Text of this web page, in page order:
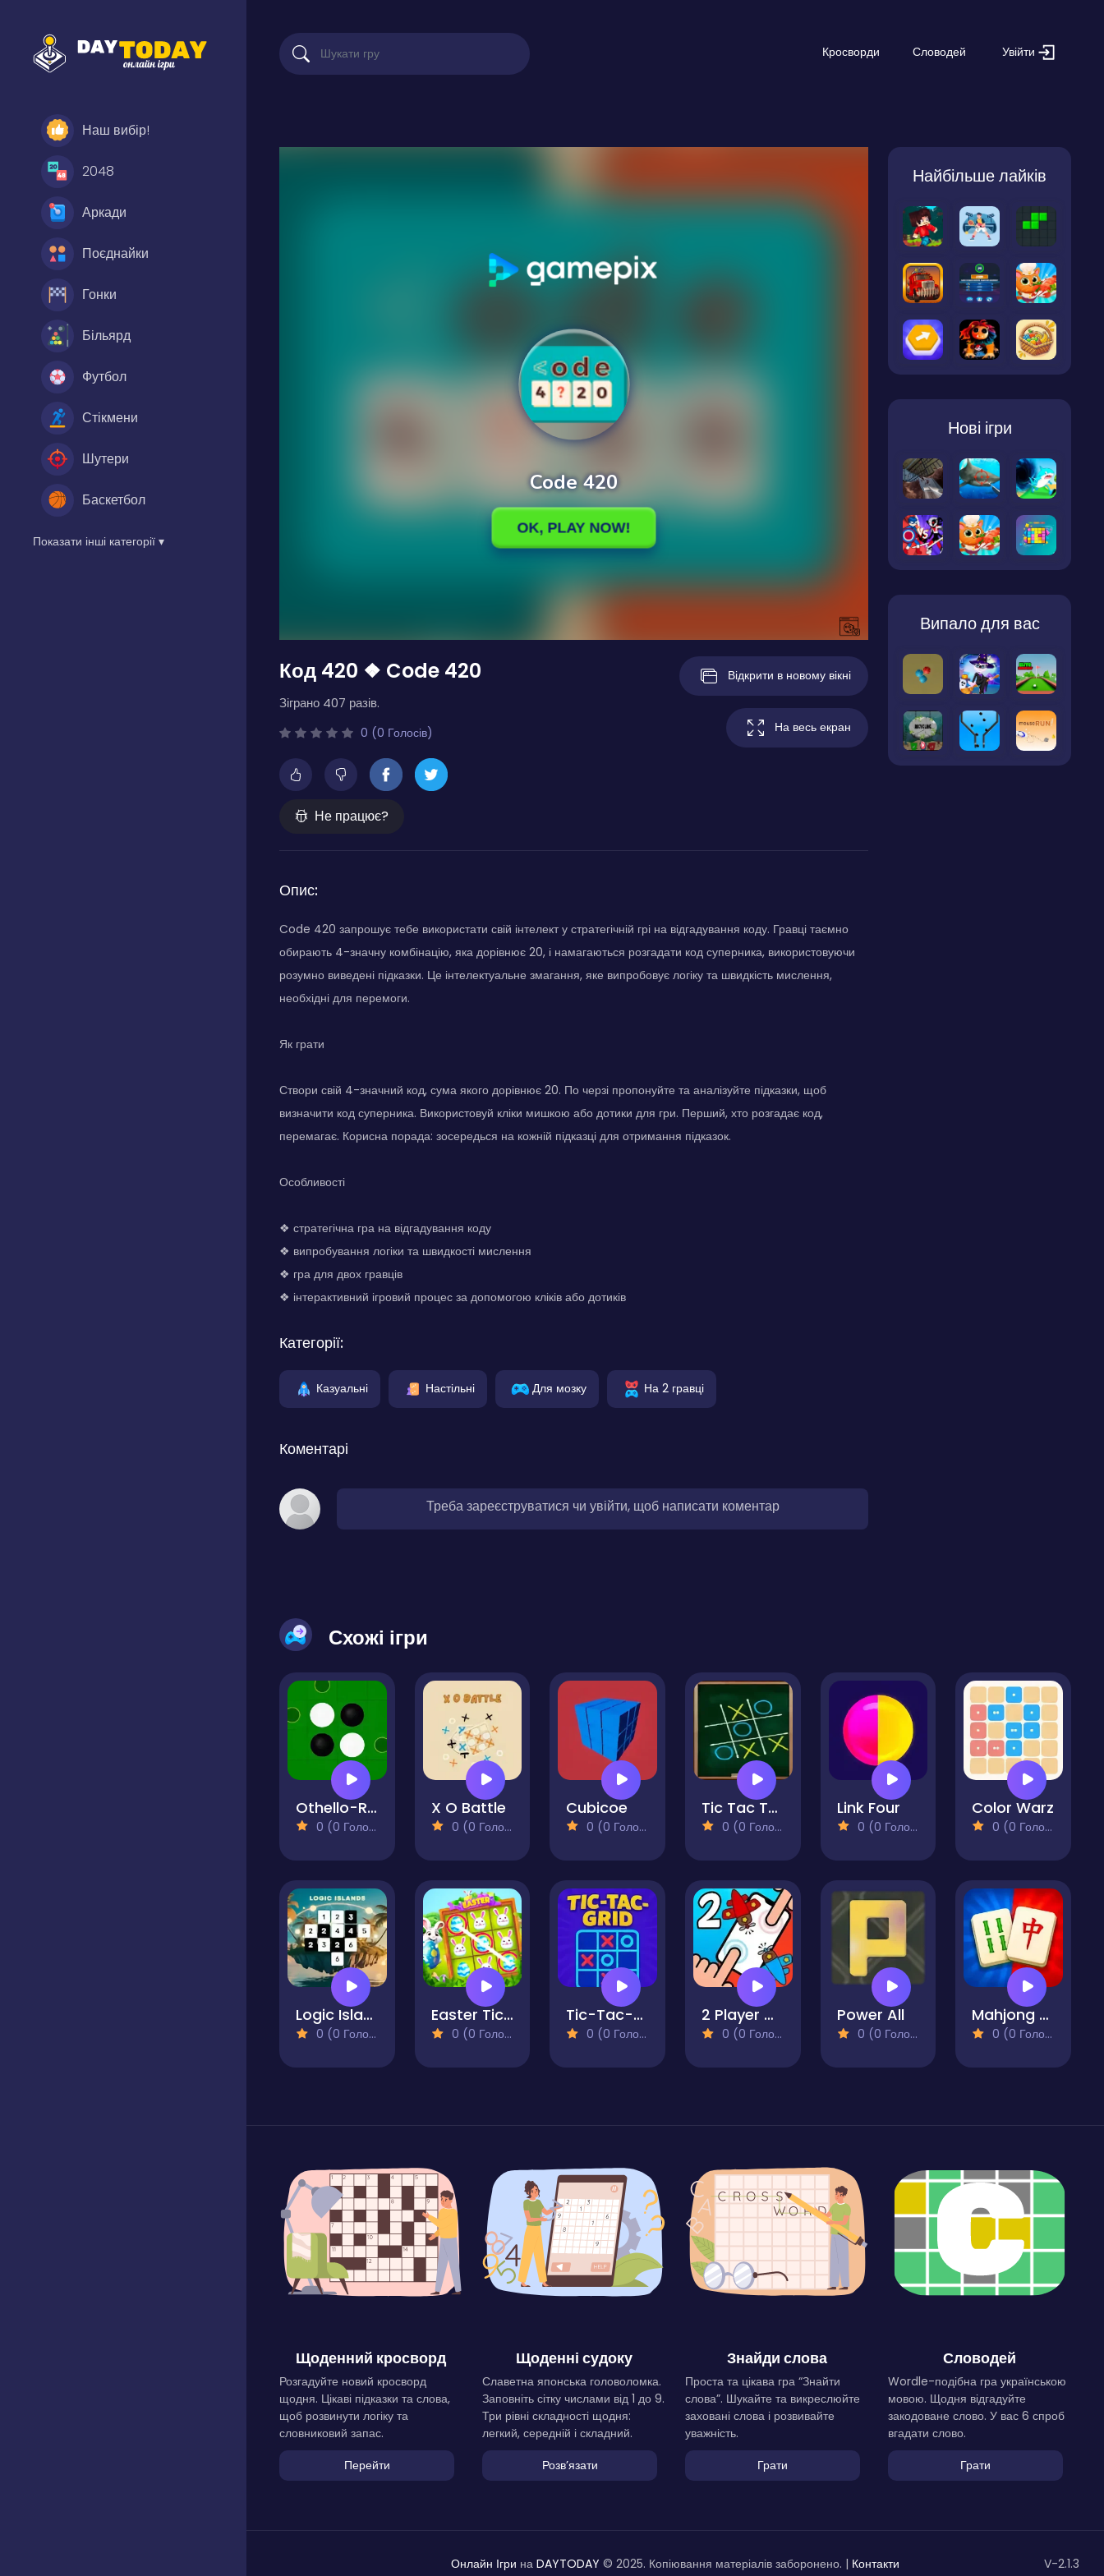
Наш вибір!
2048
Аркади
Поєднайки
Гонки
Більярд
Футбол
Стікмени
Шутери
Баскетбол
Показати інші категорії ▾
Кросворди Словодей Увійти
Код 420 ❖ Code 420
Зіграно 407 разів.
0 (0 Голосів)
Не працює?
Відкрити в новому вікні
На весь екран
Опис:
Code 420 запрошує тебе використати свій інтелект у стратегічній грі на відгадування коду. Гравці таємно
обирають 4-значну комбінацію, яка дорівнює 20, і намагаються розгадати код суперника, використовуючи
розумно виведені підказки. Це інтелектуальне змагання, яке випробовує логіку та швидкість мислення,
необхідні для перемоги.
Як грати
Створи свій 4-значний код, сума якого дорівнює 20. По черзі пропонуйте та аналізуйте підказки, щоб
визначити код суперника. Використовуй кліки мишкою або дотики для гри. Перший, хто розгадає код,
перемагає. Корисна порада: зосередься на кожній підказці для отримання підказок.
Особливості
❖ стратегічна гра на відгадування коду
❖ випробування логіки та швидкості мислення
❖ гра для двох гравців
❖ інтерактивний ігровий процес за допомогою кліків або дотиків
Категорії:
Казуальні Настільні Для мозку На 2 гравці
Коментарі
Треба зареєструватися чи увійти, щоб написати коментар
Найбільше лайків
Нові ігри
Випало для вас
Схожі ігри
Othello-Reversi
0 (0 Голосів)
X O Battle
0 (0 Голосів)
Cubicoe
0 (0 Голосів)
Tic Tac Toe Original Pro
0 (0 Голосів)
Link Four
0 (0 Голосів)
Color Warz
0 (0 Голосів)
Logic Islands
0 (0 Голосів)
Easter Tic Tak Toe
0 (0 Голосів)
Tic-Tac-Grid
0 (0 Голосів)
2 Player Games 1v1 Battle
0 (0 Голосів)
Power All
0 (0 Голосів)
Mahjong for Free
0 (0 Голосів)
Щоденний кросворд
Розгадуйте новий кросворд
щодня. Цікаві підказки та слова,
щоб розвинути логіку та
словниковий запас.
Перейти
Щоденні судоку
Славетна японська головоломка.
Заповніть сітку числами від 1 до 9.
Три рівні складності щодня:
легкий, середній і складний.
Розвʼязати
Знайди слова
Проста та цікава гра “Знайти
слова”. Шукайте та викреслюйте
заховані слова і розвивайте
уважність.
Грати
Словодей
Wordle-подібна гра українською
мовою. Щодня відгадуйте
закодоване слово. У вас 6 спроб
вгадати слово.
Грати
Онлайн Ігри на DAYTODAY © 2025. Копіювання матеріалів заборонено. | Контакти V-2.1.3